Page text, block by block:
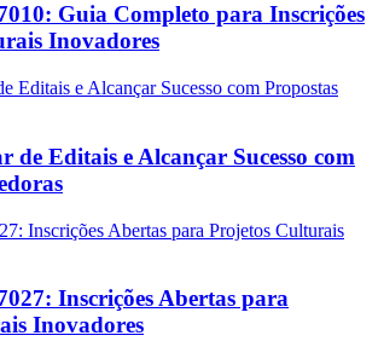
Guia Completo para Inscrições
Inovadores
de Editais e Alcançar Sucesso com
Inscrições Abertas para
Inovadores